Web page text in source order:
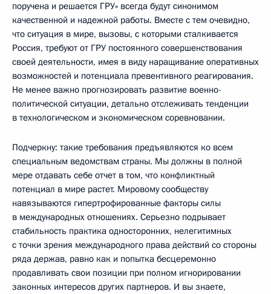
поручена и решается ГРУ» всегда будут синонимом
качественной и надежной работы. Вместе с тем очевидно,
что ситуация в мире, вызовы, с которыми сталкивается
Россия, требуют от ГРУ постоянного совершенствования
своей деятельности, имея в виду наращивание оперативных
возможностей и потенциала превентивного реагирования.
Не менее важно прогнозировать развитие военно-
политической ситуации, детально отслеживать тенденции
в технологическом и экономическом соревновании.
Подчеркну: такие требования предъявляются ко всем
специальным ведомствам страны. Мы должны в полной
мере отдавать себе отчет в том, что конфликтный
потенциал в мире растет. Мировому сообществу
навязываются гипертрофированные факторы силы
в международных отношениях. Серьезно подрывает
стабильность практика односторонних, нелегитимных
с точки зрения международного права действий со стороны
ряда держав, равно как и попытка бесцеремонно
продавливать свои позиции при полном игнорировании
законных интересов других партнеров. И вы знаете,